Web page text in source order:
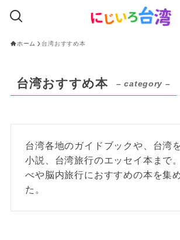
ホーム 台湾おすすめ本
台湾おすすめ本 – category –
台湾各地のガイドブックや、台湾
小説、台湾旅行のエッセイ本まで
べや脳内旅行におすすめの本を集
た。